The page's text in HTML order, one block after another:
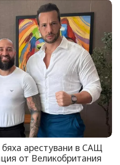
арестувани в САЩ
от Великобритания